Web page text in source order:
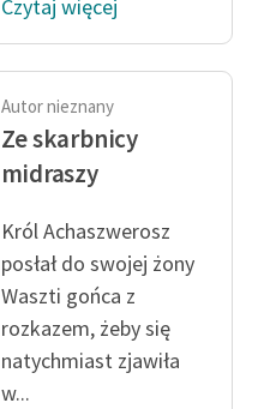
Czytaj więcej
Autor nieznany
Ze skarbnicy
midraszy
Król Achaszwerosz
posłał do swojej żony
Waszti gońca z
rozkazem, żeby się
natychmiast zjawiła
w...